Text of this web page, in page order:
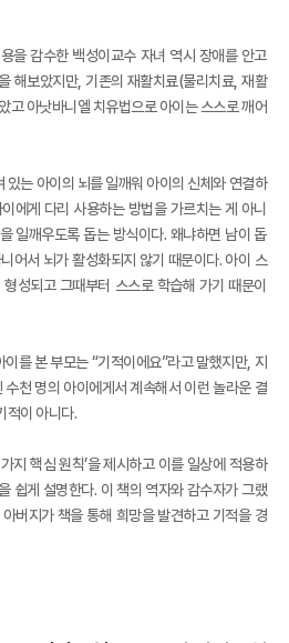
을 감수한 백성이교수 자녀 역시 장애를 안고
해보았지만, 기존의 재활치료(물리치료, 재활
고 아낫바니엘 치유법으로 아이는 스스로 깨어
있는 아이의 뇌를 일깨워 아이의 신체와 연결하
에게 다리 사용하는 방법을 가르치는 게 아니
일깨우도록 돕는 방식이다. 왜냐하면 남이 돕
어서 뇌가 활성화되지 않기 때문이다. 아이 스
성되고 그때부터 스스로 학습해 가기 때문이
를 본 부모는 “기적이에요”라고 말했지만, 지
천 명의 아이에게서 계속해서 이런 놀라운 결
적이 아니다.
지 핵심 원칙’을 제시하고 이를 일상에 적용하
쉽게 설명한다. 이 책의 역자와 감수자가 그랬
버지가 책을 통해 희망을 발견하고 기적을 경